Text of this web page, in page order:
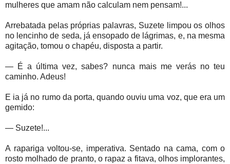
mulheres que amam não calculam nem pensam!...
Arrebatada pelas próprias palavras, Suzete limpou os olhos
no lencinho de seda, já ensopado de lágrimas, e, na mesma
agitação, tomou o chapéu, disposta a partir.
— É a última vez, sabes? nunca mais me verás no teu
caminho. Adeus!
E ia já no rumo da porta, quando ouviu uma voz, que era um
gemido:
— Suzete!...
A rapariga voltou-se, imperativa. Sentado na cama, com o
rosto molhado de pranto, o rapaz a fitava, olhos implorantes,